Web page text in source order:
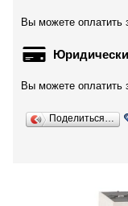
Вы можете оплатить
Вы можете оплатить
Поделиться…